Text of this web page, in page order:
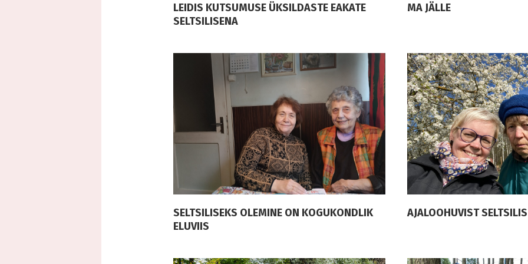
LEIDIS KUTSUMUSE ÜKSILDASTE EAKATE
SELTSILISENA
MA JÄLLE
SELTSILISEKS OLEMINE ON KOGUKONDLIK
ELUVIIS
AJALOOHUVIST